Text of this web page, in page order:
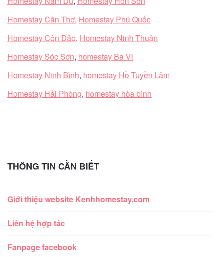
Homestay Cần Thơ, Homestay Phú Quốc
Homestay Côn Đảo, Homestay Ninh Thuận
Homestay Sóc Sơn, homestay Ba Vì
Homestay Ninh Bình, homestay Hồ Tuyền Lâm
Homestay Hải Phòng, homestay hòa bình
THÔNG TIN CẦN BIẾT
Giới thiệu website Kenhhomestay.com
Liên hệ hợp tác
Fanpage facebook